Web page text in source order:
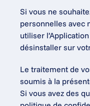
Si vous ne
personnelles avec
utiliser
désinstaller sur
Le traitement de
soumis à la
Si vous avez des